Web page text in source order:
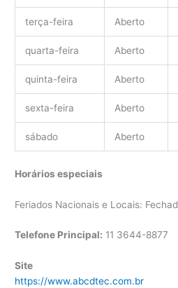
terça-feira Aberto
quarta-feira Aberto
quinta-feira Aberto
sexta-feira Aberto
sábado Aberto
Horários especiais
Feriados Nacionais e Locais:
Telefone Principal: 11 3644-8877
Site
https://www.abcdtec.com.br